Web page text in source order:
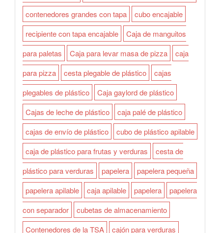
contenedores grandes con tapa
cubo encajable
recipiente con tapa encajable
Caja de manguitos
para paletas
Caja para levar masa de pizza
caja
para pizza
cesta plegable de plástico
cajas
plegables de plástico
Caja gaylord de plástico
Cajas de leche de plástico
caja palé de plástico
cajas de envío de plástico
cubo de plástico apilable
caja de plástico para frutas y verduras
cesta de
plástico para verduras
papelera
papelera pequeña
papelera apilable
caja apilable papelera
papelera
con separador
cubetas de almacenamiento
Contenedores de la TSA
cajón para verduras